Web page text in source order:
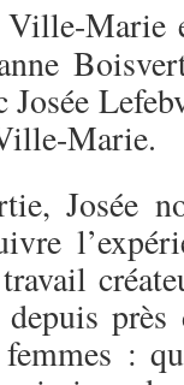
Ville-Marie
Josée
Marie.
Josée
: